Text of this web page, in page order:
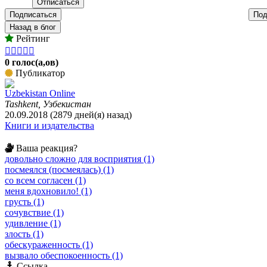
Подписаться
Назад в блог
Рейтинг
    
0 голос(а,ов)
Публикатор
Uzbekistan Online
Tashkent, Узбекистан
20.09.2018 (2879 дней(я) назад)
Книги и издательства
Ваша реакция?
довольно сложно для восприятия (1)
посмеялся (посмеялась) (1)
со всем согласен (1)
меня вдохновило! (1)
грусть (1)
сочувствие (1)
удивление (1)
злость (1)
обескураженность (1)
вызвало обеспокоенность (1)